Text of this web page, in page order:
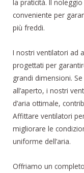
la praticità. Il
conveniente per
più freddi.
I nostri ventilatori ad
progettati per
grandi dimensioni.
all’aperto, i nostri
d’aria ottimale,
Affittare ventilatori
migliorare le
uniforme dell’aria.
Offriamo un